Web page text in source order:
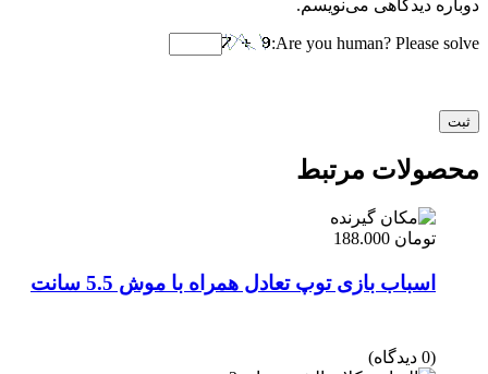
دوباره دیدگاهی می‌نویسم.
Are you human? Please solve:
محصولات مرتبط
تومان
اسباب بازی توپ تعادل همراه با موش 5.5 سانت
(0 دیدگاه)